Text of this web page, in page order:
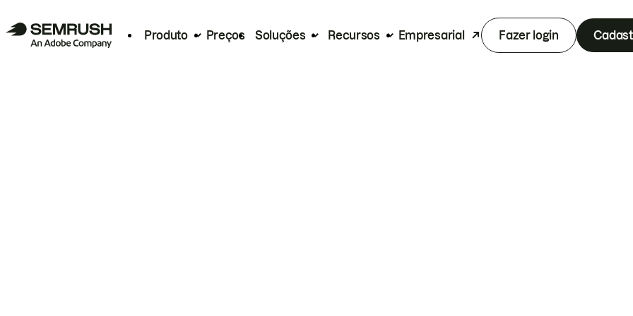
Produto Preços Soluções Recursos Empresarial Fazer login